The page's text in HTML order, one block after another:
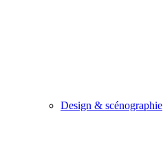
Design & scénographie